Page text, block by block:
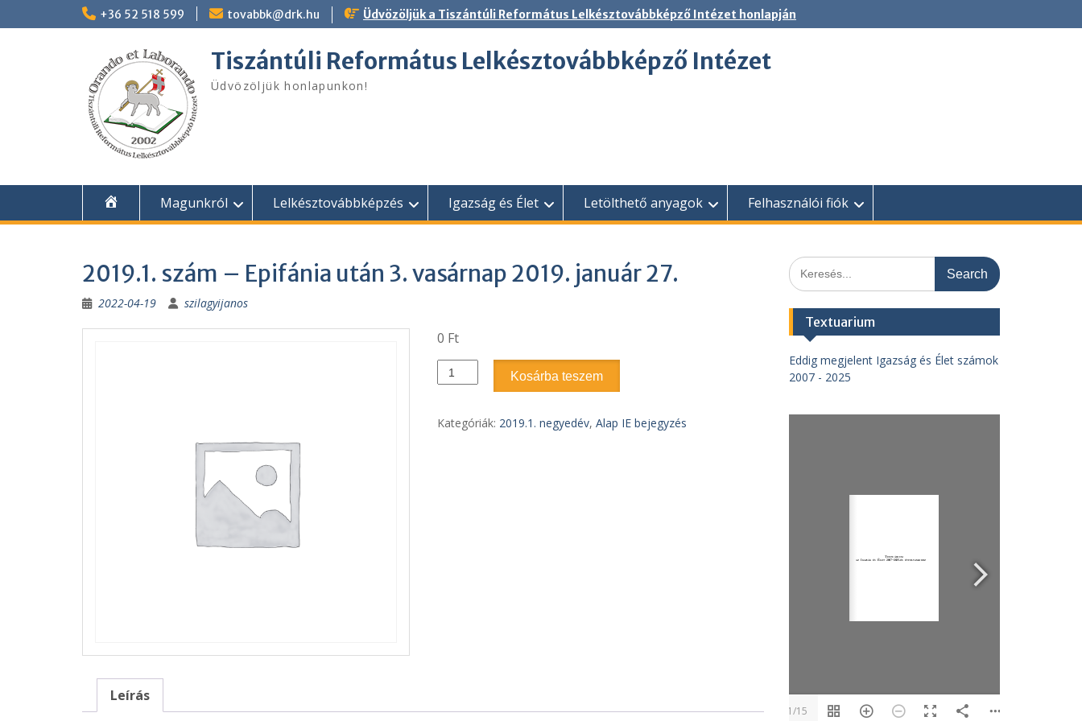
to
+36 52 518 599 tovabbk@drk.hu Üdvözöljük a Tiszántúli Református Lelkésztovábbképző Intézet honlapján
Tiszántúli Református Lelkésztovábbképző Intézet
Üdvözöljük honlapunkon!
Magunkról Lelkésztovábbképzés Igazság és Élet Letölthető anyagok Felhasználói fiók
2019.1. szám – Epifánia után 3. vasárnap 2019. január 27.
2022-04-19 szilagyijanos
0 Ft
2019.1.
szám
Epifánia
Kosárba teszem
Kategóriák: 2019.1. negyedév, Alap IE bejegyzés
Leírás
Search
for:
Textuarium
Eddig megjelent Igazság és Élet számok
2007 - 2025
1/15